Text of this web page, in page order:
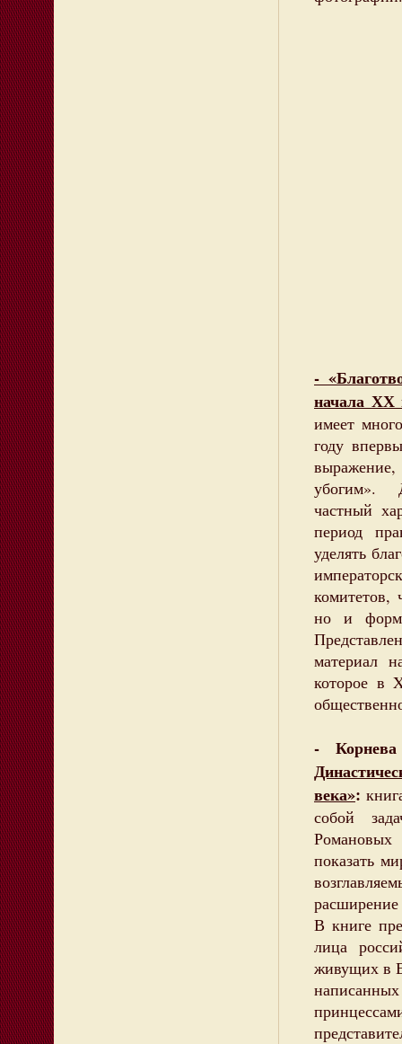
-
начала ХХ
имеет
году
убогим».
частный
период
уделять
комитетов,
но и
материал
которое в
-
века»:
собой
показать
расширение
В книге
лица
живущих в